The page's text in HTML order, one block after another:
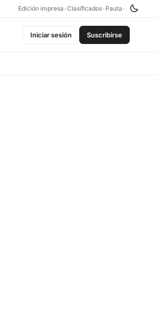
Edición impresa •Clasificados• Pauta •
Iniciar sesión Suscribirse